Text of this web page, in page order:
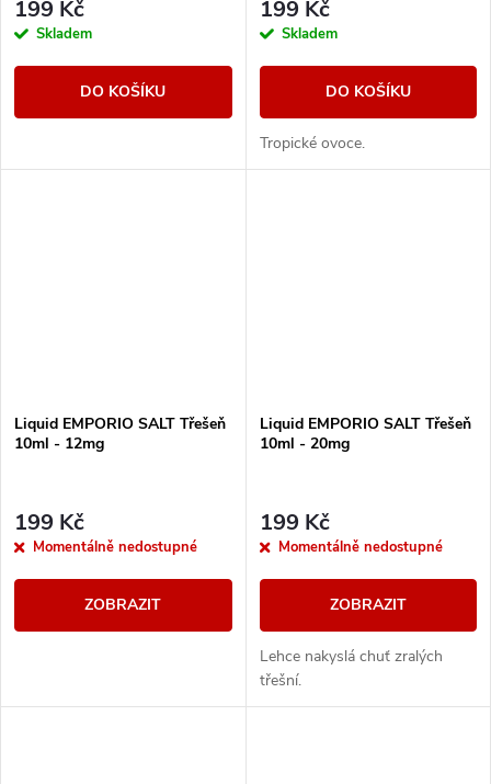
199 Kč
Skladem
DO KOŠÍKU
199 Kč
Skladem
DO KOŠÍKU
Tropické ovoce.
Liquid EMPORIO SALT Třešeň
10ml - 12mg
199 Kč
Momentálně nedostupné
ZOBRAZIT
Liquid EMPORIO SALT Třešeň
10ml - 20mg
199 Kč
Momentálně nedostupné
ZOBRAZIT
Lehce nakyslá chuť zralých
třešní.